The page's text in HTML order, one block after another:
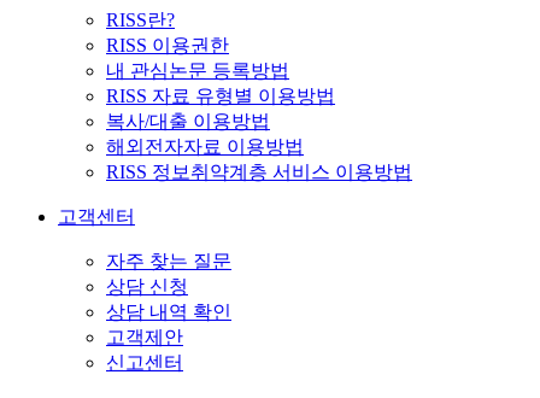
RISS란?
RISS 이용권한
내 관심논문 등록방법
RISS 자료 유형별 이용방법
복사/대출 이용방법
해외전자자료 이용방법
RISS 정보취약계층 서비스 이용방법
고객센터
자주 찾는 질문
상담 신청
상담 내역 확인
고객제안
신고센터